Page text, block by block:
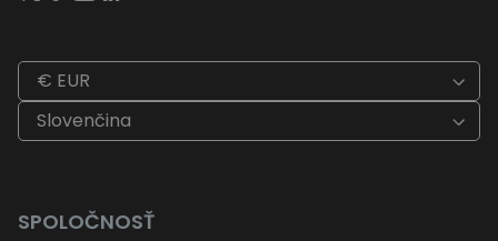
€ EUR
Slovenčina
SPOLOČNOSŤ